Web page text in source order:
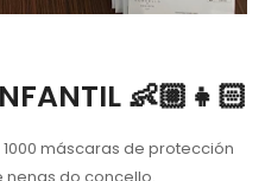
👶🏼👧🏻
máscaras de protección